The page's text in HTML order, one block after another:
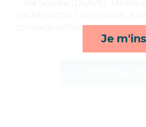
Je
compagnie/loisirs, lessive/